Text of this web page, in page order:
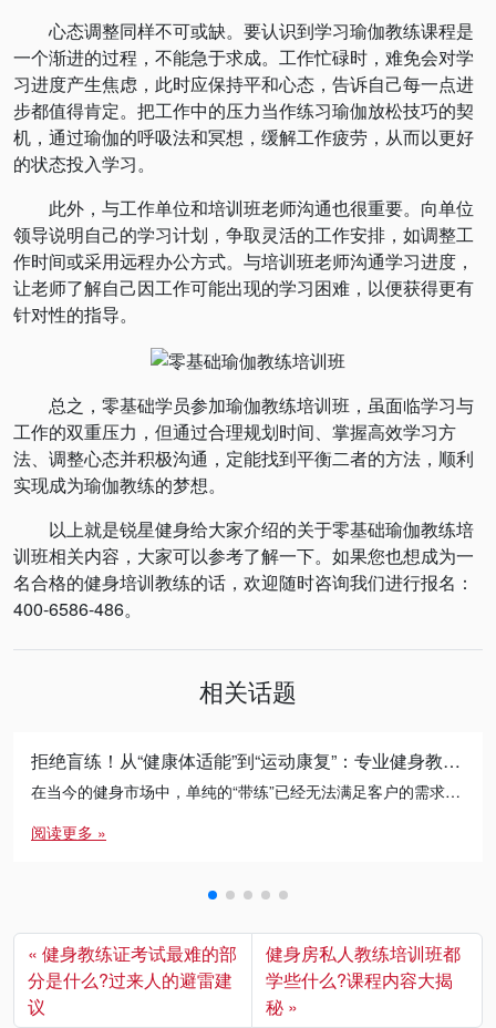
心态调整同样不可或缺。要认识到学习瑜伽教练课程是
一个渐进的过程，不能急于求成。工作忙碌时，难免会对学
习进度产生焦虑，此时应保持平和心态，告诉自己每一点进
步都值得肯定。把工作中的压力当作练习瑜伽放松技巧的契
机，通过瑜伽的呼吸法和冥想，缓解工作疲劳，从而以更好
的状态投入学习。
此外，与工作单位和培训班老师沟通也很重要。向单位
领导说明自己的学习计划，争取灵活的工作安排，如调整工
作时间或采用远程办公方式。与培训班老师沟通学习进度，
让老师了解自己因工作可能出现的学习困难，以便获得更有
针对性的指导。
总之，零基础学员参加瑜伽教练培训班，虽面临学习与
工作的双重压力，但通过合理规划时间、掌握高效学习方
法、调整心态并积极沟通，定能找到平衡二者的方法，顺利
实现成为瑜伽教练的梦想。
以上就是锐星健身给大家介绍的关于零基础瑜伽教练培
训班相关内容，大家可以参考了解一下。如果您也想成为一
名合格的健身培训教练的话，欢迎随时咨询我们进行报名：
400-6586-486。
相关话题
拒绝盲练！从“健康体适能”到“运动康复”：专业健身教练的必修进阶之路
在当今的健身市场中，单纯的“带练”已经无法满足客户的需求。无论是减脂瓶颈期的突破，还是针对久坐人群的体态矫正， […]
阅读更多 »
健身教练证考试最难的部
分是什么?过来人的避雷建
议
健身房私人教练培训班都
学些什么?课程内容大揭
秘